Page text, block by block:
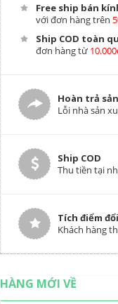
Free ship bán
với đơn hàng trên
Ship COD toàn
đơn hàng từ
Hoàn trả
Lỗi nhà sản
Ship COD
Thu tiền tại
Tích điểm
Khách hàng
HÀNG MỚI VỀ